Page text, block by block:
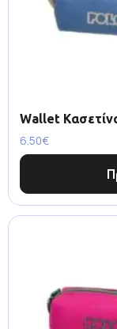
Wallet
6.50€